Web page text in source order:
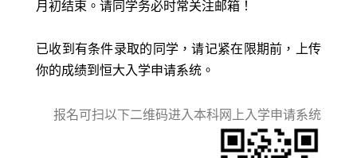
月初结束。请同学务必时常关注邮箱！
已收到有条件录取的同学，请记紧在限期前，上传
你的成绩到恒大入学申请系统。
报名可扫以下二维码进入本科网上入学申请系统